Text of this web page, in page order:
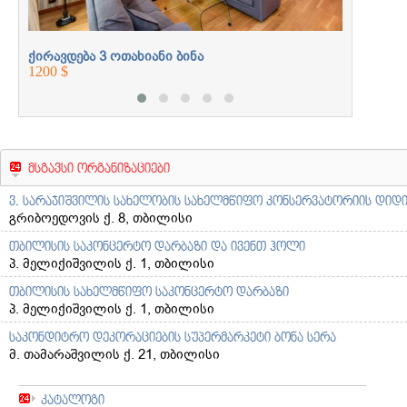
ქირავდება 3 ოთახიანი ბინა
1200 $
მსგავსი ორგანიზაციები
ვ. სარაჯიშვილის სახელობის სახელმწიფო კონსერვატორიის
გრიბოედოვის ქ. 8, თბილისი
თბილისის საკონცერტო დარბაზი და ივენთ ჰოლი
პ. მელიქიშვილის ქ. 1, თბილისი
თბილისის სახელმწიფო საკონცერტო დარბაზი
პ. მელიქიშვილის ქ. 1, თბილისი
საკონდიტრო დეკორაციების სუპერმარკეტი ბონა სერა
მ. თამარაშვილის ქ. 21, თბილისი
კატალოგი